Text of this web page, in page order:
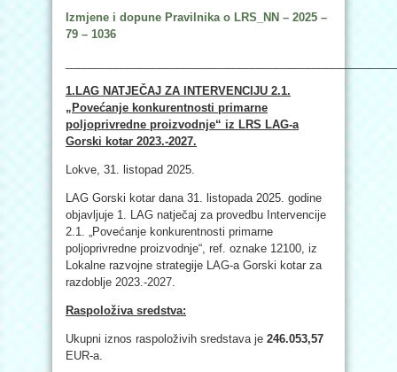
Izmjene i dopune Pravilnika o LRS_NN – 2025 –
79 – 1036
1.LAG NATJEČAJ ZA INTERVENCIJU 2.1.
„Povećanje konkurentnosti primarne
poljoprivredne proizvodnje“ iz LRS LAG-a
Gorski kotar 2023.-2027.
Lokve, 31. listopad 2025.
LAG Gorski kotar dana 31. listopada 2025. godine
objavljuje 1. LAG natječaj za provedbu Intervencije
2.1. „Povećanje konkurentnosti primarne
poljoprivredne proizvodnje“, ref. oznake 12100, iz
Lokalne razvojne strategije LAG-a Gorski kotar za
razdoblje 2023.-2027.
Raspoloživa sredstva:
Ukupni iznos raspoloživih sredstava je 246.053,57
EUR-a.